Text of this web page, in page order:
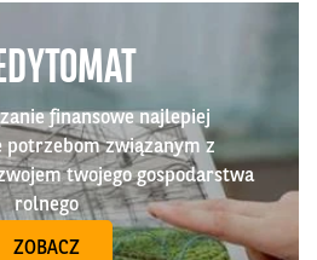
finansowe najlepiej
potrzebom związanym z
twojego gospodarstwa
rolnego
ZOBACZ